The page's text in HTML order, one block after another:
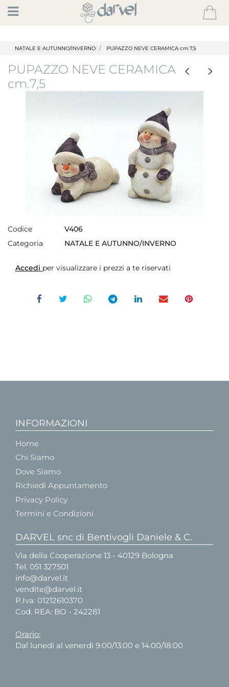
Open
NATALE E AUTUNNO/INVERNO PUPAZZO NEVE CERAMICA cm.7,5
PUPAZZO NEVE CERAMICA
cm.7,5
Codice
V406
Categoria
NATALE E AUTUNNO/INVERNO
Accedi per visualizzare i prezzi a te riservati
INFORMAZIONI
Home
Chi Siamo
Dove Siamo
Richiedi Appuntamento
Privacy Policy
Termini e Condizioni
DARVEL snc di Bentivogli Daniele & C.
Via della Cooperazione 13 - 40129 Bologna
Tel. 051 327501
info@darvel.it
vendite@darvel.it
P.Iva: 01212610370
Cod. REA: BO - 242281
Orario:
Dal lunedì al venerdì 9:00/13:00 e 14:00/18:00